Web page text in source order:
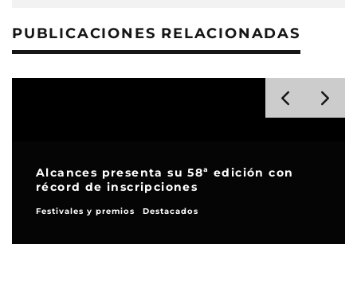
PUBLICACIONES RELACIONADAS
Alcances presenta su 58ª edición con
récord de inscripciones
Festivales y premios Destacados